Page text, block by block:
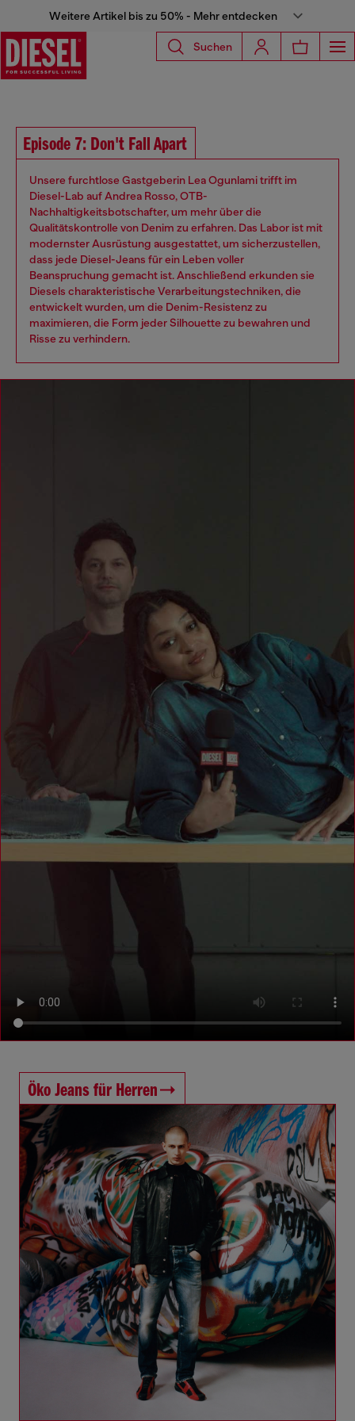
Weitere Artikel bis zu 50% - Mehr entdecken
Suchen
Episode 7: Don't Fall Apart
Unsere furchtlose Gastgeberin Lea Ogunlami trifft im
Diesel-Lab auf Andrea Rosso, OTB-
Nachhaltigkeitsbotschafter, um mehr über die
Qualitätskontrolle von Denim zu erfahren. Das Labor ist mit
modernster Ausrüstung ausgestattet, um sicherzustellen,
dass jede Diesel-Jeans für ein Leben voller
Beanspruchung gemacht ist. Anschließend erkunden sie
Diesels charakteristische Verarbeitungstechniken, die
entwickelt wurden, um die Denim-Resistenz zu
maximieren, die Form jeder Silhouette zu bewahren und
Risse zu verhindern.
Öko Jeans für Herren